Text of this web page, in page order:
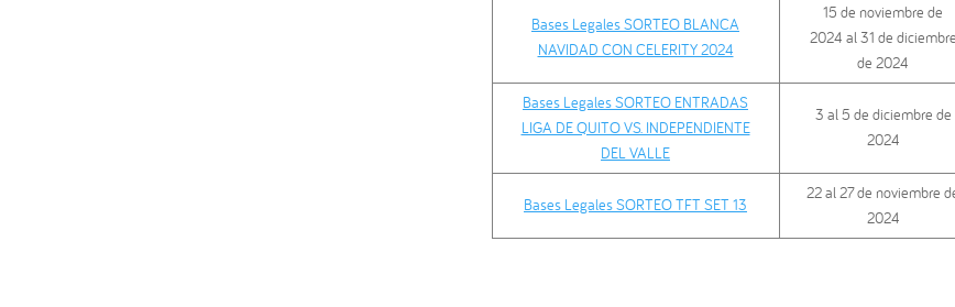
Bases Legales SORTEO BLANCA
NAVIDAD CON CELERITY 2024
15 de noviembre de
2024 al 31 de diciembre
de 2024
Bases Legales SORTEO ENTRADAS
LIGA DE QUITO VS. INDEPENDIENTE
DEL VALLE
3 al 5 de diciembre de
2024
Bases Legales SORTEO TFT SET 13
22 al 27 de noviembre
2024